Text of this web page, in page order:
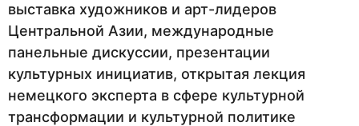
выставка художников и арт-лидеров
Центральной Азии, международные
панельные дискуссии, презентации
культурных инициатив, открытая лекция
немецкого эксперта в сфере культурной
трансформации и культурной политике